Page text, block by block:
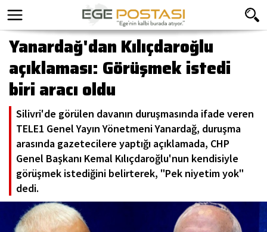
Yanardağ'dan Kılıçdaroğlu
açıklaması: Görüşmek istedi
biri aracı oldu
Silivri'de görülen davanın duruşmasında ifade veren
TELE1 Genel Yayın Yönetmeni Yanardağ, duruşma
arasında gazetecilere yaptığı açıklamada, CHP
Genel Başkanı Kemal Kılıçdaroğlu'nun kendisiyle
görüşmek istediğini belirterek, "Pek niyetim yok"
dedi.